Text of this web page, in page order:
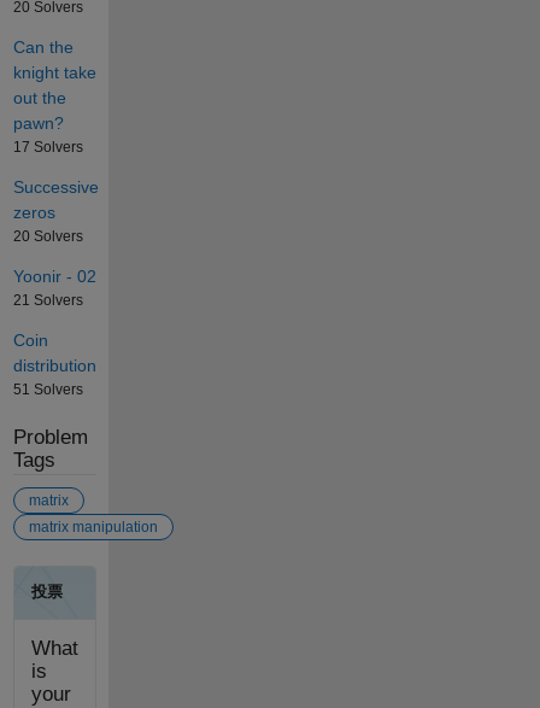
20 Solvers
Can the
knight take
out the
pawn?
17 Solvers
Successive
zeros
20 Solvers
Yoonir - 02
21 Solvers
Coin
distribution
51 Solvers
Problem
Tags
matrix
matrix manipulation